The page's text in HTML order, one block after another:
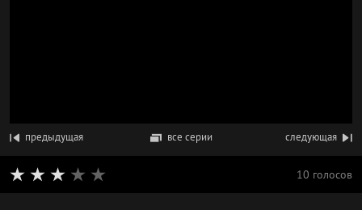
предыдущая все серии следующая
10 голосов